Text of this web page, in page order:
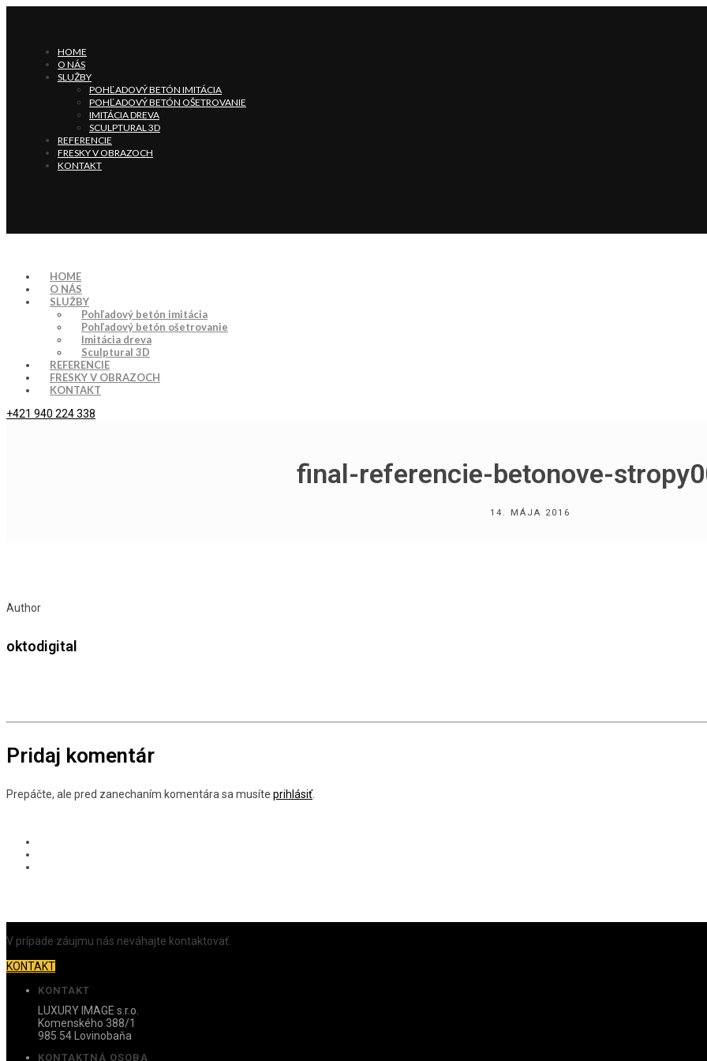
HOME
O NÁS
SLUŽBY
POHĽADOVÝ BETÓN IMITÁCIA
POHĽADOVÝ BETÓN OŠETROVANIE
IMITÁCIA DREVA
SCULPTURAL 3D
REFERENCIE
FRESKY V OBRAZOCH
KONTAKT
HOME
O NÁS
SLUŽBY
Pohľadový betón imitácia
Pohľadový betón ošetrovanie
Imitácia dreva
Sculptural 3D
REFERENCIE
FRESKY V OBRAZOCH
KONTAKT
+421 940 224 338
final-referencie-betonove-
14. MÁJA 2016
Author
oktodigital
Pridaj komentár
Prepáčte, ale pred zanechaním komentára sa musíte prihlásiť
V prípade záujmu nás neváhajte kontaktovať.
KONTAKT
KONTAKT
LUXURY IMAGE s.r.o.
Komenského 388/1
985 54 Lovinobaňa
KONTAKTNÁ OSOBA